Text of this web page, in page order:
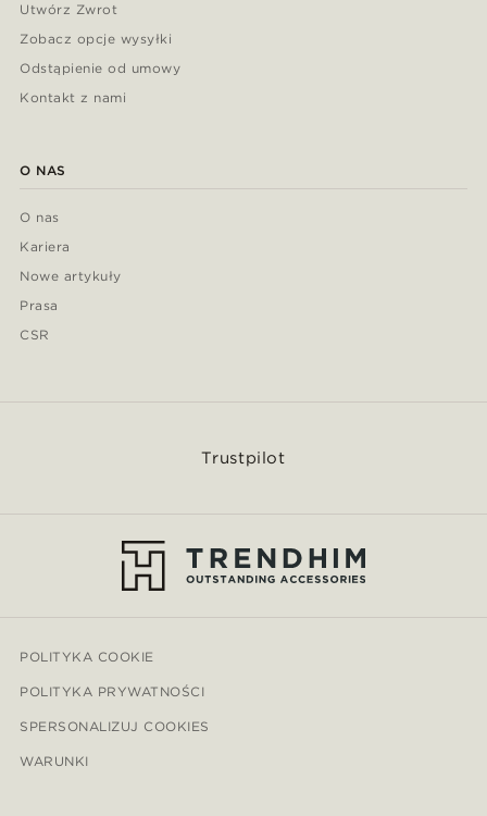
Utwórz Zwrot
Zobacz opcje wysyłki
Odstąpienie od umowy
Kontakt z nami
O NAS
O nas
Kariera
Nowe artykuły
Prasa
CSR
Trustpilot
POLITYKA COOKIE
POLITYKA PRYWATNOŚCI
SPERSONALIZUJ COOKIES
WARUNKI